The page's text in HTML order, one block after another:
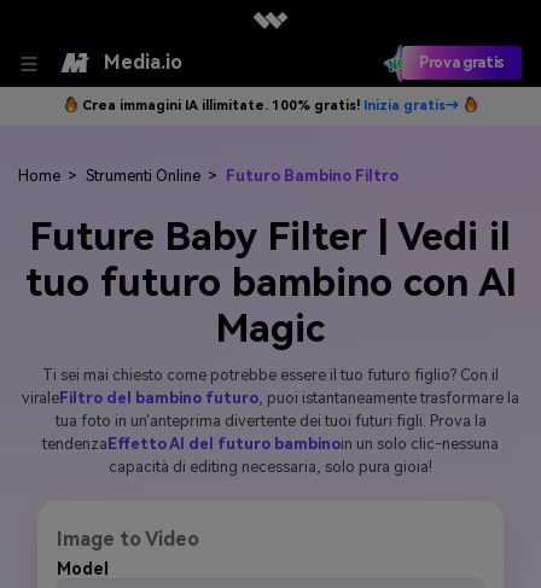
Media.io Prova gratis
Crea immagini IA illimitate. 100% gratis! Inizia gratis→
Home > Strumenti Online > Futuro Bambino Filtro
Future Baby Filter | Vedi il
tuo futuro bambino con AI
Magic
Ti sei mai chiesto come potrebbe essere il tuo futuro figlio? Con il
virale Filtro del bambino futuro , puoi istantaneamente trasformare la
tua foto in un'anteprima divertente dei tuoi futuri figli. Prova la
tendenza Effetto AI del futuro bambinoin un solo clic-nessuna
capacità di editing necessaria, solo pura gioia!
Image to Video
Model